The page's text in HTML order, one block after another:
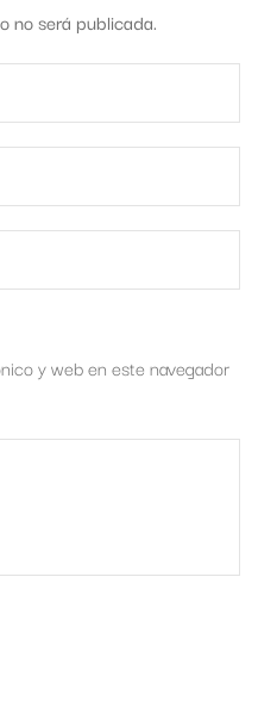
no será publicada.
y web en este navegador